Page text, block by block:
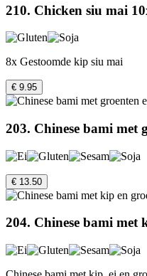
210. Chicken siu mai
8x Gestoomde kip siu mai
€ 9.95
203. Chinese bami met
€ 13.50
204. Chinese bami met